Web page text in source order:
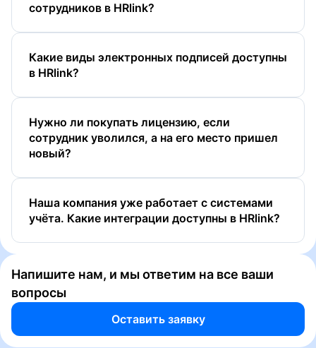
сотрудников в HRlink?
Какие виды электронных подписей доступны
в HRlink?
УНЭП ЕСИА (Госключ)
УКЭП
Нужно ли покупать лицензию, если
сотрудник уволился, а на его место пришел
новый?
Наша компания уже работает с системами
учёта. Какие интеграции доcтупны в HRlink?
Напишите нам, и мы ответим на все ваши
вопросы
Оставить заявку